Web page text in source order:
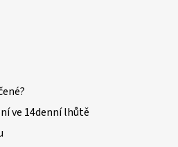
ve 14denní lhůtě